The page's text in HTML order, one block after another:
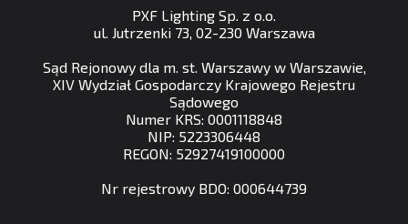
PXF Lighting Sp. z o.o.
ul. Jutrzenki 73, 02-230 Warszawa
Sąd Rejonowy dla m. st. Warszawy w Warszawie,
XIV Wydział Gospodarczy Krajowego Rejestru
Sądowego
Numer KRS: 0001118848
NIP: 5223306448
REGON: 52927419100000
Nr rejestrowy BDO: 000644739